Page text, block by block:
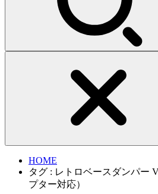
HOME
タグ : レトロベースダンパー
プター対応）